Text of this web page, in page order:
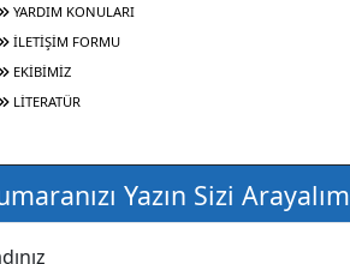
YARDIM KONULARI
İLETİŞİM FORMU
EKİBİMİZ
LİTERATÜR
Yazın Sizi Arayalım